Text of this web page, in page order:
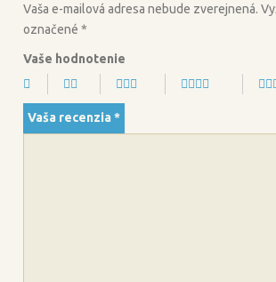
Vaša e-mailová adresa nebude zverejnená.
označené *
Vaše hodnotenie
Vaša recenzia *